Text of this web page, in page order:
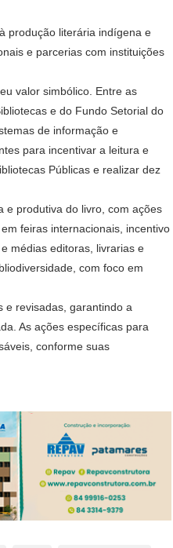
produção literária indígena e
e parcerias com instituições
valor simbólico. Entre as
e do Fundo Setorial do
de informação e
para incentivar a leitura e
Públicas e realizar dez
produtiva do livro, com ações
feiras internacionais, incentivo
médias editoras, livrarias e
com foco em
e revisadas, garantindo a
As ações específicas para
conforme suas